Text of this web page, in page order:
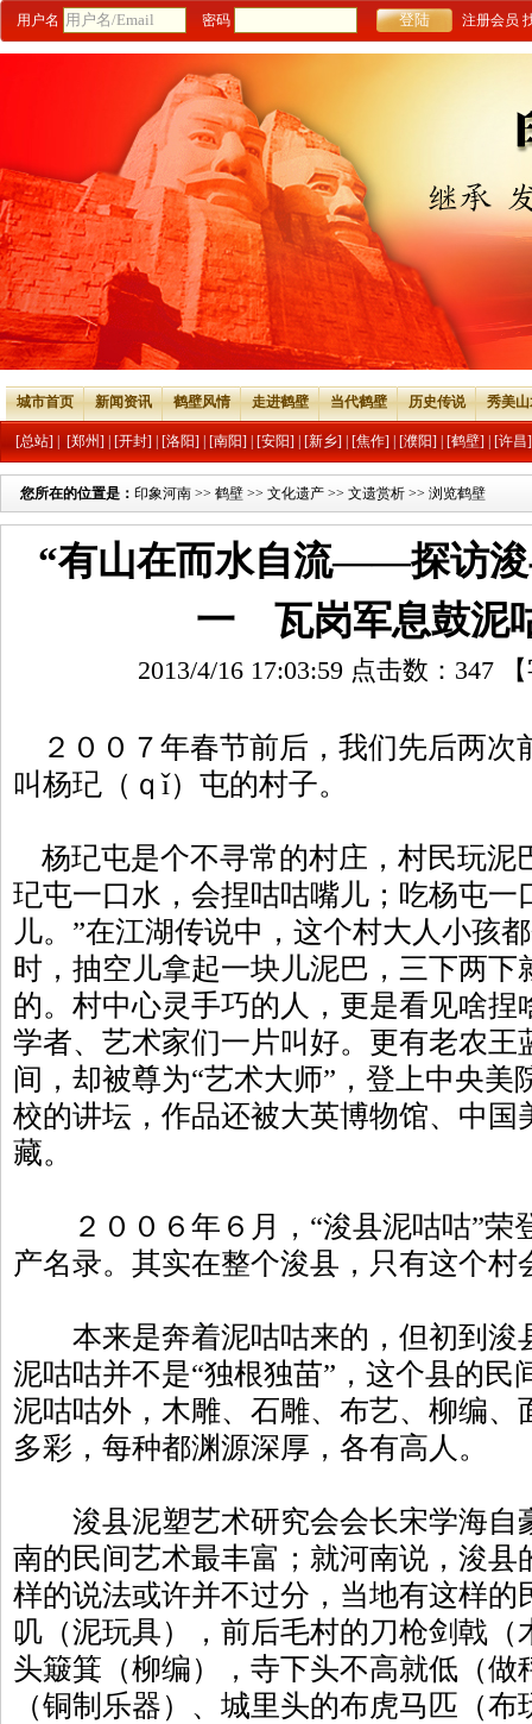
用户名 密码 注册会员
城市首页 新闻资讯 鹤壁风情 走进鹤壁 当代鹤壁 历史传说 秀美
[总站] [郑州] [开封] [洛阳] [南阳] [安阳] [新乡] [焦作] [濮阳] [鹤壁] [许昌]
您所在的位置是： 印象河南 >> 鹤壁 >> 文化遗产 >> 文遗赏析 >> 浏览鹤壁
“有山在而水自流——探访浚
一 瓦岗军息鼓泥
2013/4/16 17:03:59 点击数： 347
２００７年春节前后，我们先后两次
叫杨玘（ｑǐ）屯的村子。
杨玘屯是个不寻常的村庄，村民玩泥
玘屯一口水，会捏咕咕嘴儿；吃杨屯一
儿。”在江湖传说中，这个村大人小孩
时，抽空儿拿起一块儿泥巴，三下两下
的。村中心灵手巧的人，更是看见啥捏
学者、艺术家们一片叫好。更有老农王
间，却被尊为“艺术大师”，登上中央美
校的讲坛，作品还被大英博物馆、中国
藏。
２００６年６月，“浚县泥咕咕”荣
产名录。其实在整个浚县，只有这个村
本来是奔着泥咕咕来的，但初到浚
泥咕咕并不是“独根独苗”，这个县的民
泥咕咕外，木雕、石雕、布艺、柳编、
多彩，每种都渊源深厚，各有高人。
浚县泥塑艺术研究会会长宋学海自
南的民间艺术最丰富；就河南说，浚县
样的说法或许并不过分，当地有这样的
叽（泥玩具），前后毛村的刀枪剑戟（
头簸箕（柳编），寺下头不高就低（做
（铜制乐器）、城里头的布虎马匹（